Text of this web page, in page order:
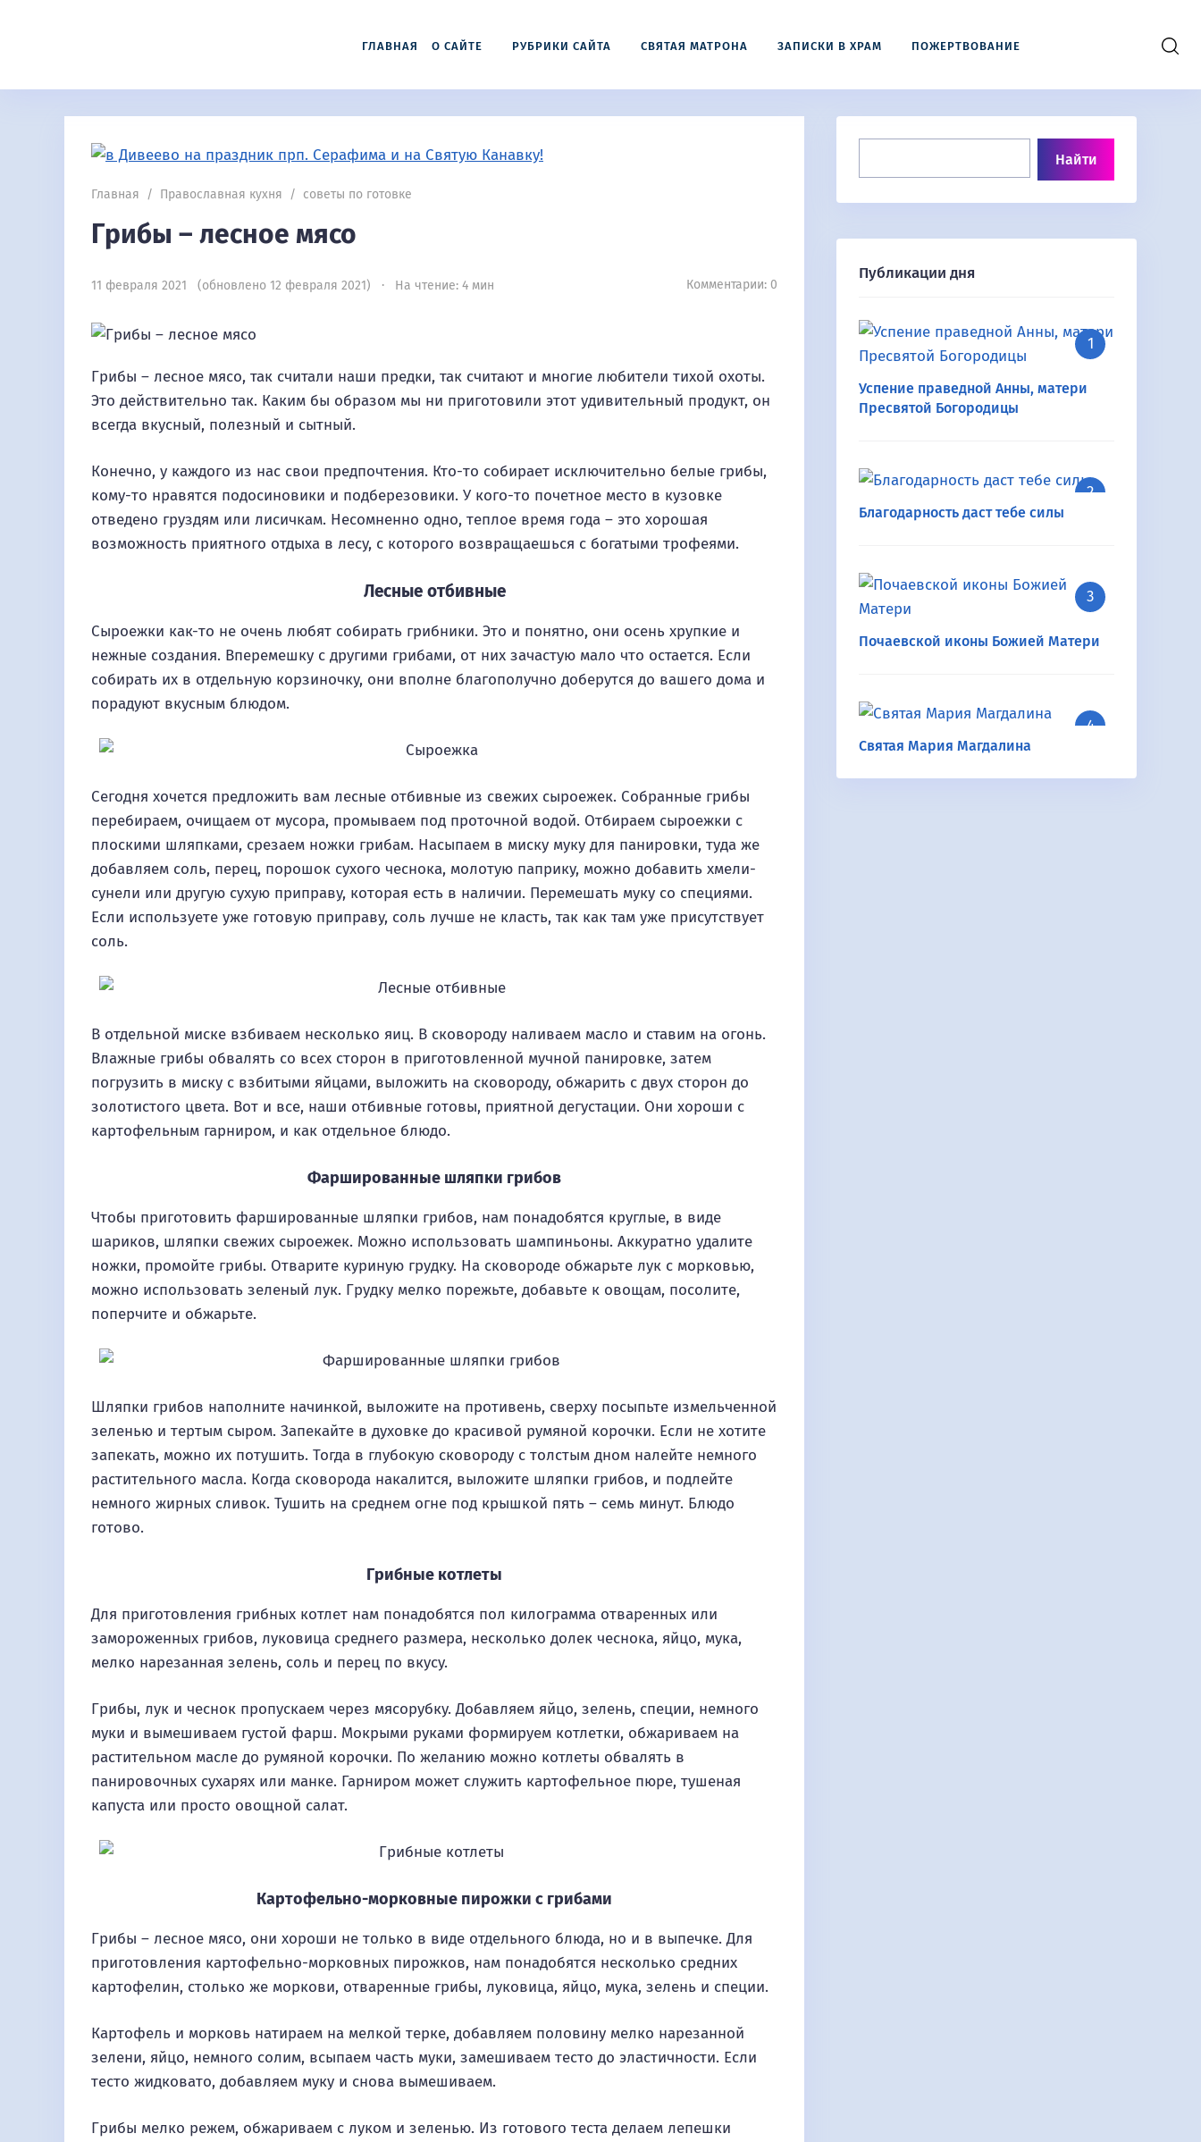
ГЛАВНАЯ О САЙТЕ РУБРИКИ САЙТА СВЯТАЯ МАТРОНА ЗАПИСКИ В ХРАМ ПОЖЕРТВОВАНИЕ
Главная / Православная кухня / советы по готовке
Грибы – лесное мясо
11 февраля 2021 (обновлено 12 февраля 2021) · На чтение: 4 мин Комментарии: 0
Грибы – лесное мясо, так считали наши предки, так считают и многие любители тихой охоты.
Это действительно так. Каким бы образом мы ни приготовили этот удивительный продукт, он
всегда вкусный, полезный и сытный.
Конечно, у каждого из нас свои предпочтения. Кто-то собирает исключительно белые грибы,
кому-то нравятся подосиновики и подберезовики. У кого-то почетное место в кузовке
отведено груздям или лисичкам. Несомненно одно, теплое время года – это хорошая
возможность приятного отдыха в лесу, с которого возвращаешься с богатыми трофеями.
Лесные отбивные
Сыроежки как-то не очень любят собирать грибники. Это и понятно, они осень хрупкие и
нежные создания. Вперемешку с другими грибами, от них зачастую мало что остается. Если
собирать их в отдельную корзиночку, они вполне благополучно доберутся до вашего дома и
порадуют вкусным блюдом.
Сегодня хочется предложить вам лесные отбивные из свежих сыроежек. Собранные грибы
перебираем, очищаем от мусора, промываем под проточной водой. Отбираем сыроежки с
плоскими шляпками, срезаем ножки грибам. Насыпаем в миску муку для панировки, туда же
добавляем соль, перец, порошок сухого чеснока, молотую паприку, можно добавить хмели-
сунели или другую сухую приправу, которая есть в наличии. Перемешать муку со специями.
Если используете уже готовую приправу, соль лучше не класть, так как там уже присутствует
соль.
В отдельной миске взбиваем несколько яиц. В сковороду наливаем масло и ставим на огонь.
Влажные грибы обвалять со всех сторон в приготовленной мучной панировке, затем
погрузить в миску с взбитыми яйцами, выложить на сковороду, обжарить с двух сторон до
золотистого цвета. Вот и все, наши отбивные готовы, приятной дегустации. Они хороши с
картофельным гарниром, и как отдельное блюдо.
Фаршированные шляпки грибов
Чтобы приготовить фаршированные шляпки грибов, нам понадобятся круглые, в виде
шариков, шляпки свежих сыроежек. Можно использовать шампиньоны. Аккуратно удалите
ножки, промойте грибы. Отварите куриную грудку. На сковороде обжарьте лук с морковью,
можно использовать зеленый лук. Грудку мелко порежьте, добавьте к овощам, посолите,
поперчите и обжарьте.
Шляпки грибов наполните начинкой, выложите на противень, сверху посыпьте измельченной
зеленью и тертым сыром. Запекайте в духовке до красивой румяной корочки. Если не хотите
запекать, можно их потушить. Тогда в глубокую сковороду с толстым дном налейте немного
растительного масла. Когда сковорода накалится, выложите шляпки грибов, и подлейте
немного жирных сливок. Тушить на среднем огне под крышкой пять – семь минут. Блюдо
готово.
Грибные котлеты
Для приготовления грибных котлет нам понадобятся пол килограмма отваренных или
замороженных грибов, луковица среднего размера, несколько долек чеснока, яйцо, мука,
мелко нарезанная зелень, соль и перец по вкусу.
Грибы, лук и чеснок пропускаем через мясорубку. Добавляем яйцо, зелень, специи, немного
муки и вымешиваем густой фарш. Мокрыми руками формируем котлетки, обжариваем на
растительном масле до румяной корочки. По желанию можно котлеты обвалять в
панировочных сухарях или манке. Гарниром может служить картофельное пюре, тушеная
капуста или просто овощной салат.
Картофельно-морковные пирожки с грибами
Грибы – лесное мясо, они хороши не только в виде отдельного блюда, но и в выпечке. Для
приготовления картофельно-морковных пирожков, нам понадобятся несколько средних
картофелин, столько же моркови, отваренные грибы, луковица, яйцо, мука, зелень и специи.
Картофель и морковь натираем на мелкой терке, добавляем половину мелко нарезанной
зелени, яйцо, немного солим, всыпаем часть муки, замешиваем тесто до эластичности. Если
тесто жидковато, добавляем муку и снова вымешиваем.
Грибы мелко режем, обжариваем с луком и зеленью. Из готового теста делаем лепешки
Публикации дня
Успение праведной Анны, матери
Пресвятой Богородицы
Благодарность даст тебе силы
Почаевской иконы Божией Матери
Святая Мария Магдалина